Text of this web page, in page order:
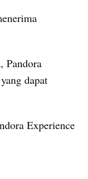
Pandora
dapat
Experience